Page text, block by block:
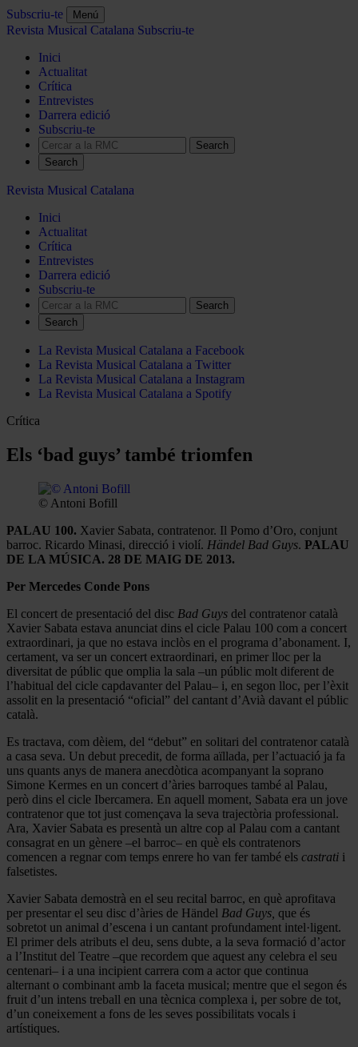
Subscriu-te Menú
Revista Musical Catalana Subscriu-te
Inici
Actualitat
Crítica
Entrevistes
Darrera edició
Subscriu-te
Search
Revista Musical Catalana
Inici
Actualitat
Crítica
Entrevistes
Darrera edició
Subscriu-te
Search
La Revista Musical Catalana a Facebook
La Revista Musical Catalana a Twitter
La Revista Musical Catalana a Instagram
La Revista Musical Catalana a Spotify
Crítica
Els ‘bad guys’ també triomfen
© Antoni Bofill
PALAU 100. Xavier Sabata, contratenor. Il Pomo d’Oro, conjunt
barroc. Ricardo Minasi, direcció i violí. Händel Bad Guys. PALAU
DE LA MÚSICA. 28 DE MAIG DE 2013.
Per Mercedes Conde Pons
El concert de presentació del disc Bad Guys del contratenor català
Xavier Sabata estava anunciat dins el cicle Palau 100 com a concert
extraordinari, ja que no estava inclòs en el programa d’abonament. I,
certament, va ser un concert extraordinari, en primer lloc per la
diversitat de públic que omplia la sala –un públic molt diferent de
l’habitual del cicle capdavanter del Palau– i, en segon lloc, per l’èxit
assolit en la presentació “oficial” del cantant d’Avià davant el públic
català.
Es tractava, com dèiem, del “debut” en solitari del contratenor català
a casa seva. Un debut precedit, de forma aïllada, per l’actuació ja fa
uns quants anys de manera anecdòtica acompanyant la soprano
Simone Kermes en un concert d’àries barroques també al Palau,
però dins el cicle Ibercamera. En aquell moment, Sabata era un jove
contratenor que tot just començava la seva trajectòria professional.
Ara, Xavier Sabata es presentà un altre cop al Palau com a cantant
consagrat en un gènere –el barroc– en què els contratenors
comencen a regnar com temps enrere ho van fer també els castrati i
falsetistes.
Xavier Sabata demostrà en el seu recital barroc, en què aprofitava
per presentar el seu disc d’àries de Händel Bad Guys, que és
sobretot un animal d’escena i un cantant profundament intel·ligent.
El primer dels atributs el deu, sens dubte, a la seva formació d’actor
a l’Institut del Teatre –que recordem que aquest any celebra el seu
centenari– i a una incipient carrera com a actor que continua
alternant o combinant amb la faceta musical; mentre que el segon és
fruit d’un intens treball en una tècnica complexa i, per sobre de tot,
d’un coneixement a fons de les seves possibilitats vocals i
artístiques.